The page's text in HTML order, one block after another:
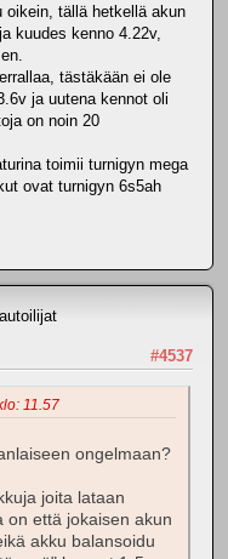
oikein, tällä hetkellä akun
kuudes kenno 4.22v,
tästäkään ei ole
ja uutena kennot oli
on noin 20
toimii turnigyn mega
ovat turnigyn 6s5ah
#4537
11.57
ongelmaan?
joita lataan
on että jokaisen akun
akku balansoidu